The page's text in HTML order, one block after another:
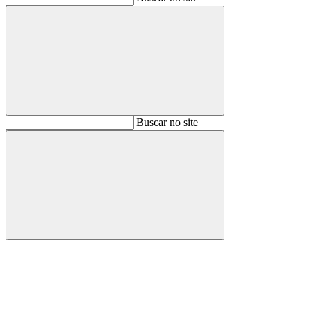
BuscarBuscar no site
Buscar